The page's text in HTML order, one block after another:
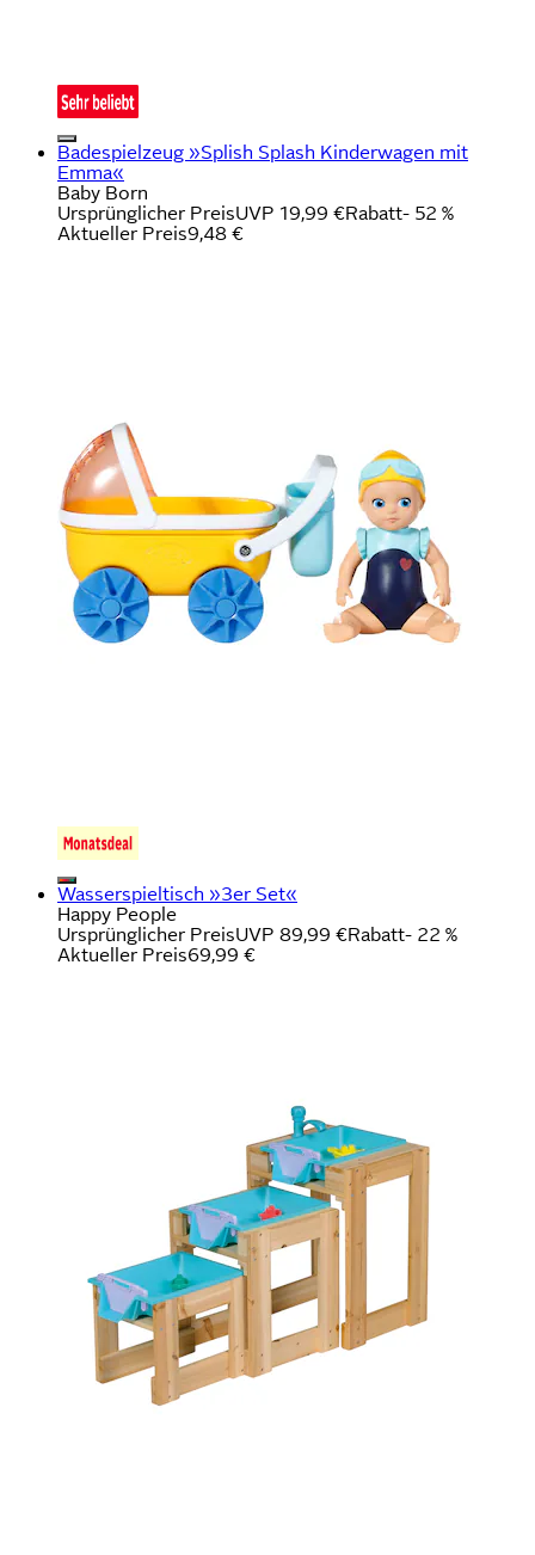
Badespielzeug »Splish Splash Kinderwagen mit
Emma«
Baby Born
Ursprünglicher PreisUVP 19,99 €Rabatt- 52 %
Aktueller Preis9,48 €
Wasserspieltisch »3er Set«
Happy People
Ursprünglicher PreisUVP 89,99 €Rabatt- 22 %
Aktueller Preis69,99 €